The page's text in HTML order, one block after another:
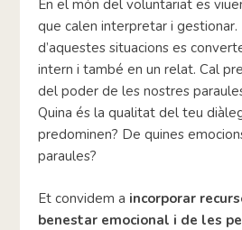
En el món del voluntariat es
que calen interpretar i gestionar.
d’aquestes situacions es
intern i també en un relat. Cal
del poder de les nostres
Quina és la qualitat del teu
predominen? De quines
paraules?
Et convidem a incorporar
benestar emocional i de les